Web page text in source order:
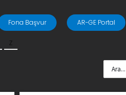
Fona Başvur AR-GE Portal
Z